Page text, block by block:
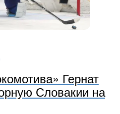
Гернат
Словакии на